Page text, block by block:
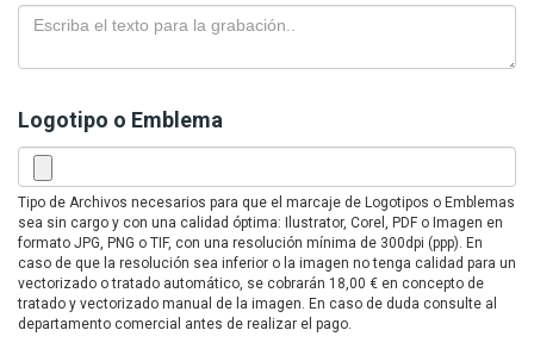
Logotipo o Emblema
Tipo de Archivos necesarios para que el marcaje de Logotipos o Emblemas
sea sin cargo y con una calidad óptima: Ilustrator, Corel, PDF o Imagen en
formato JPG, PNG o TIF, con una resolución mínima de 300dpi (ppp). En
caso de que la resolución sea inferior o la imagen no tenga calidad para un
vectorizado o tratado automático, se cobrarán 18,00 € en concepto de
tratado y vectorizado manual de la imagen. En caso de duda consulte al
departamento comercial antes de realizar el pago.